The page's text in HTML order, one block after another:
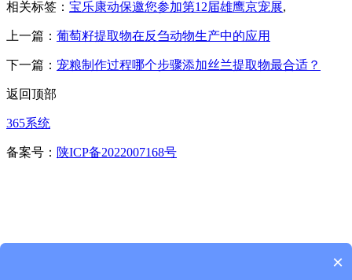
相关标签： 宝乐康动保邀您参加第12届雄鹰京宠展,
上一篇： 葡萄籽提取物在反刍动物生产中的应用
下一篇： 宠粮制作过程哪个步骤添加丝兰提取物最合适？
返回顶部
365系统
备案号： 陕ICP备2022007168号
×